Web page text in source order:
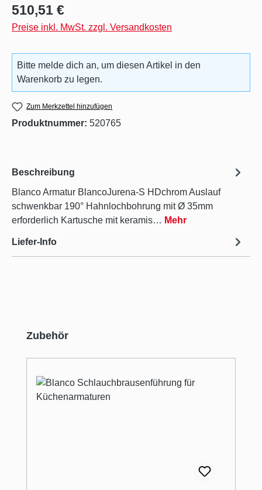
Regulärer Preis:
510,51 €
Preise inkl. MwSt. zzgl. Versandkosten
Bitte melde dich an, um diesen Artikel in den
Warenkorb zu legen.
Zum Merkzettel hinzufügen
Produktnummer: 520765
Beschreibung
Blanco Armatur BlancoJurena-S HDchrom Auslauf
schwenkbar 190° Hahnlochbohrung mit Ø 35mm
erforderlich Kartusche mit keramis… Mehr
Liefer-Info
Produktgalerie überspringen
Zubehör